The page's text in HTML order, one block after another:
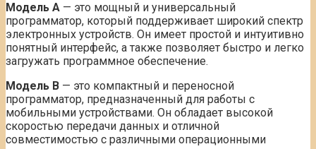
Модель A — это мощный и универсальный
программатор, который поддерживает широкий спектр
электронных устройств. Он имеет простой и интуитивно
понятный интерфейс, а также позволяет быстро и легко
загружать программное обеспечение.
Модель B — это компактный и переносной
программатор, предназначенный для работы с
мобильными устройствами. Он обладает высокой
скоростью передачи данных и отличной
совместимостью с различными операционными